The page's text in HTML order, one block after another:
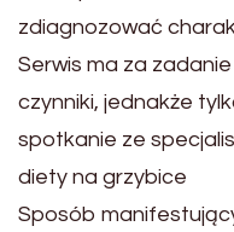
zdiagnozować
Serwis ma za
czynniki, jednakże
spotkanie ze
diety na grzybice
Sposób